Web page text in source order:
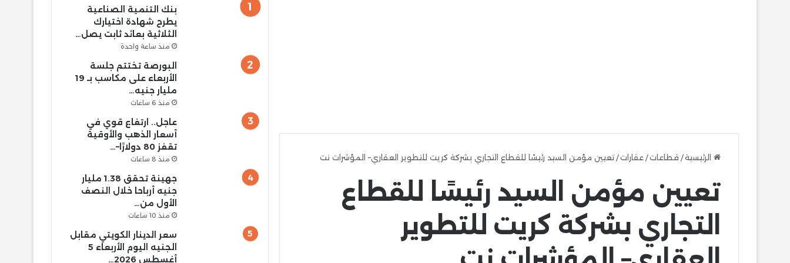
الرئيسية/ قطاعات/ عقارات/ تعيين مؤمن السيد رئيسًا للقطاع التجاري بشركة كريت للتطوير العقاري– المؤشرات نت
تعيين مؤمن السيد رئيسًا للقطاع
التجاري بشركة كريت للتطوير
بنك التنمية الصناعية
يطرح شهادة اختيارك
الثلاثية بعائد ثابت يصل…
منذ ساعة واحدة
البورصة تختتم جلسة
الأربعاء على مكاسب بـ 19
مليار جنيه…
منذ 6 ساعات
عاجل.. ارتفاع قوي في
أسعار الذهب والأوقية
تقفز 80 دولارًا–…
منذ 8 ساعات
جهينة تحقق 1.38 مليار
جنيه أرباحا خلال النصف
الأول من…
منذ 10 ساعات
سعر الدينار الكويتي مقابل
الجنيه اليوم الأربعاء 5
أغسطس 2026…